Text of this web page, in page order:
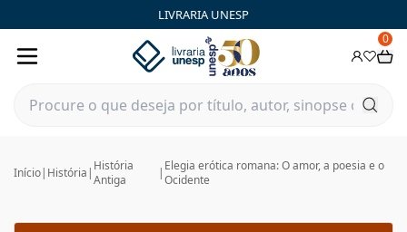
LIVRARIA UNESP
0
Início| História | História
Antiga
| Elegia erótica romana: O amor, a poesia e o
Ocidente